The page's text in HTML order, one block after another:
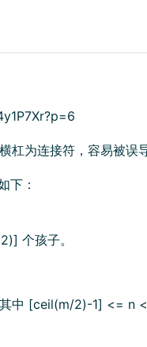
杠为连接符，容易被误
下：
个孩子。
其中 [ceil(m/2)-1] <= n